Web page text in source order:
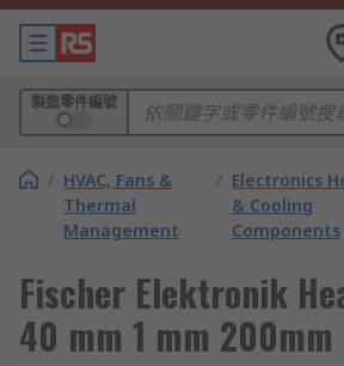
製造零件編號
/ HVAC, Fans &
Thermal
Management
/ Electronics
& Cooling
Components
Fischer Elektronik
40 mm 1 mm 200mm